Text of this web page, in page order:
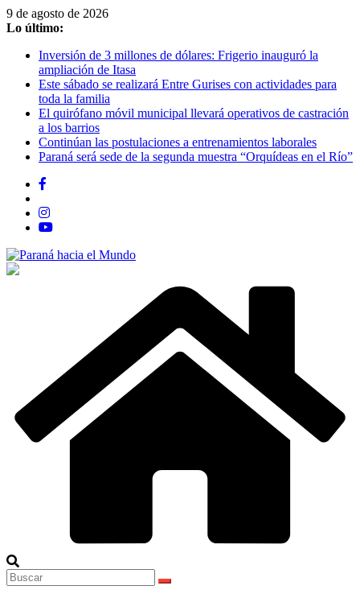
Saltar
al
9 de agosto de 2026
Lo último:
Inversión de 3 millones de dólares: Frigerio inauguró la
ampliación de Itasa
Este sábado se realizará Entre Gurises con actividades para
toda la familia
El quirófano móvil municipal llevará operativos de castración
a los barrios
Continúan las postulaciones a entrenamientos laborales
Paraná será sede de la segunda muestra “Orquídeas en el Río”